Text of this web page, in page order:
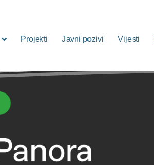
Projekti Javni pozivi Vijesti